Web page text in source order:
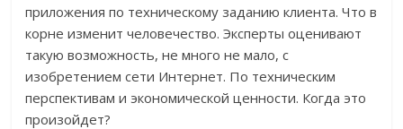
приложения по техническому заданию клиента. Что в
корне изменит человечество. Эксперты оценивают
такую возможность, не много не мало, с
изобретением сети Интернет. По техническим
перспективам и экономической ценности. Когда это
произойдет?